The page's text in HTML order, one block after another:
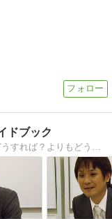
ドブック
学校の成績や勉強の悩みを解決します。どうすれば？よりもどうあるべきか？を考える。教育の本質に迫る「独り言」